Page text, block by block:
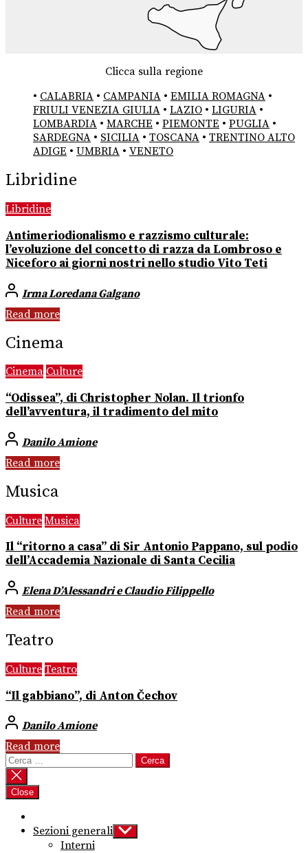
Clicca sulla regione
• CALABRIA • CAMPANIA • EMILIA ROMAGNA •
FRIULI VENEZIA GIULIA • LAZIO • LIGURIA •
LOMBARDIA • MARCHE • PIEMONTE • PUGLIA •
SARDEGNA • SICILIA • TOSCANA • TRENTINO ALTO
ADIGE • UMBRIA • VENETO
Libridine
Libridine
Antimeriodionalismo e razzismo culturale:
l’evoluzione del concetto di razza da Lombroso e
Niceforo ai giorni nostri nello studio Vito Teti
Irma Loredana Galgano
Read more
Cinema
Cinema Culture
“Odissea”, di Christopher Nolan. Il trionfo
dell’avventura, il tradimento del mito
Danilo Amione
Read more
Musica
Culture Musica
Il “ritorno a casa” di Sir Antonio Pappano, sul podio
dell’Accademia Nazionale di Santa Cecilia
Elena D’Alessandri e Claudio Filippello
Read more
Teatro
Culture Teatro
“Il gabbiano”, di Anton Čechov
Danilo Amione
Read more
Ricerca
per:
Close
Sezioni generali Show
sub
Interni